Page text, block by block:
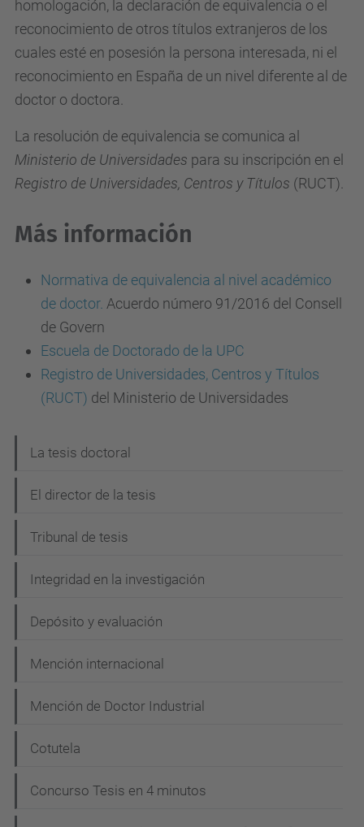
homologación, la declaración de equivalencia o el
reconocimiento de otros títulos extranjeros de los
cuales esté en posesión la persona interesada, ni el
reconocimiento en España de un nivel diferente al de
doctor o doctora.
La resolución de equivalencia se comunica al
Ministerio de Universidades para su inscripción en el
Registro de Universidades, Centros y Títulos (RUCT).
Más información
Normativa de equivalencia al nivel académico
de doctor. Acuerdo número 91/2016 del Consell
de Govern
Escuela de Doctorado de la UPC
Registro de Universidades, Centros y Títulos
(RUCT) del Ministerio de Universidades
a
v
g
a
i
ó
La tesis doctoral
El director de la tesis
Tribunal de tesis
Integridad en la investigación
Depósito y evaluación
Mención internacional
Mención de Doctor Industrial
Cotutela
Concurso Tesis en 4 minutos